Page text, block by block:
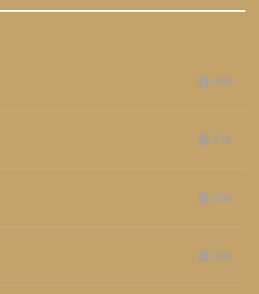
658
276
268
236